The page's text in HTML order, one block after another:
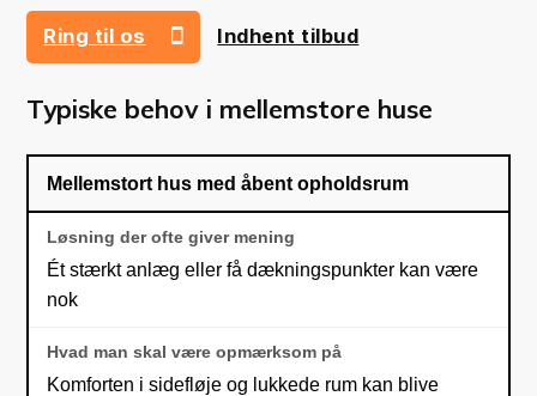
Ring til os
Indhent tilbud
Typiske behov i mellemstore huse
Mellemstort hus med åbent opholdsrum
Ét stærkt anlæg eller få dækningspunkter kan være
nok
Komforten i sidefløje og lukkede rum kan blive